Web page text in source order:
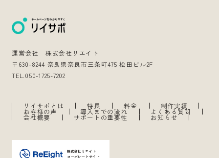
運営会社 株式会社リエイト
〒630-8244 奈良県奈良市三条町475 松田ビル2F
TEL.050-1725-7202
リイサポとは 特長 料金 制作実績
お客様の声 導入までの流れ よくある質問
会社概要 サポートの重要性 お知らせ
株式会社リエイト
コーポレートサイト